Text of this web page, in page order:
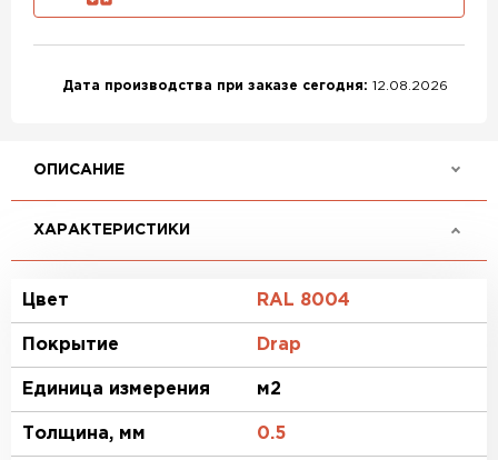
Дата производства при заказе сегодня: 12.08.2026
ОПИСАНИЕ
ХАРАКТЕРИСТИКИ
Цвет RAL 8004
Покрытие Drap
Единица измерения м2
Толщина, мм 0.5